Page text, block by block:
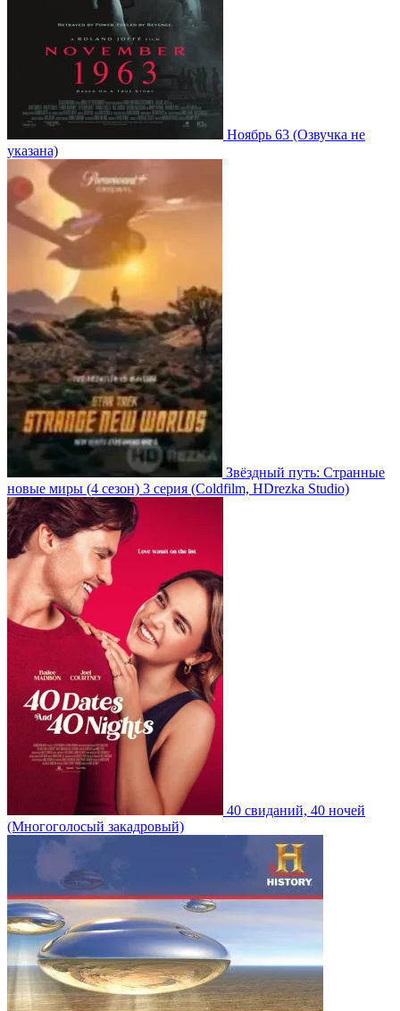
Ноябрь 63 (Озвучка не
указана)
Звёздный путь: Странные
новые миры (4 сезон) 3 серия (Coldfilm, HDrezka Studio)
40 свиданий, 40 ночей
(Многоголосый закадровый)